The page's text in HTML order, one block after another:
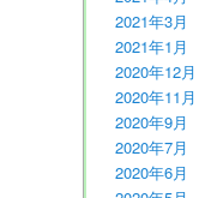
2021年3月
2021年1月
2020年12月
2020年11月
2020年9月
2020年7月
2020年6月